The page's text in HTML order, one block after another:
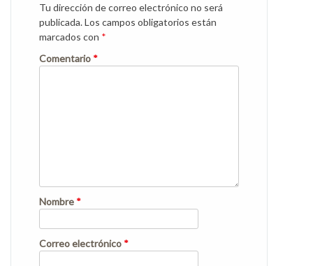
Tu dirección de correo electrónico no será
publicada.Los campos obligatorios están
marcados con *
Comentario *
Nombre *
Correo electrónico *